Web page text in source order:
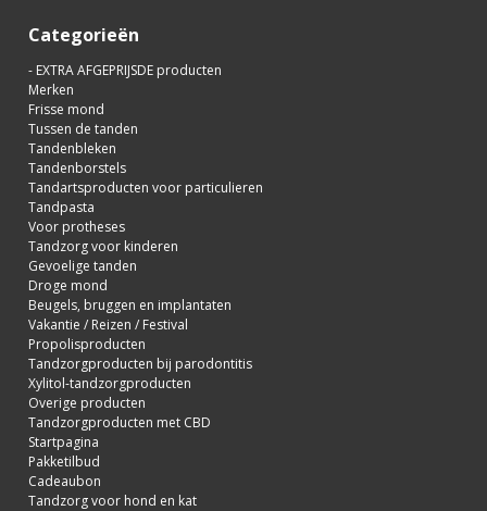
Categorieën
- EXTRA AFGEPRIJSDE producten
Merken
Frisse mond
Tussen de tanden
Tandenbleken
Tandenborstels
Tandartsproducten voor particulieren
Tandpasta
Voor protheses
Tandzorg voor kinderen
Gevoelige tanden
Droge mond
Beugels, bruggen en implantaten
Vakantie / Reizen / Festival
Propolisproducten
Tandzorgproducten bij parodontitis
Xylitol-tandzorgproducten
Overige producten
Tandzorgproducten met CBD
Startpagina
Pakketilbud
Cadeaubon
Tandzorg voor hond en kat